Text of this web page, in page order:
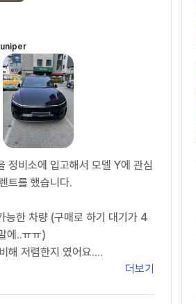
정비소에 입고해서 모델 Y에 관심
트를 했습니다.
능한 차량 (구매로 하기 대기가 4
에..ㅠㅠ)
해 저렴한지 였어요.
더보기